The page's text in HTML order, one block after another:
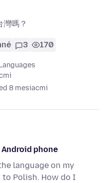
嗎？
3 170
8 mesiacmi
phone
language on my
Polish. How do I